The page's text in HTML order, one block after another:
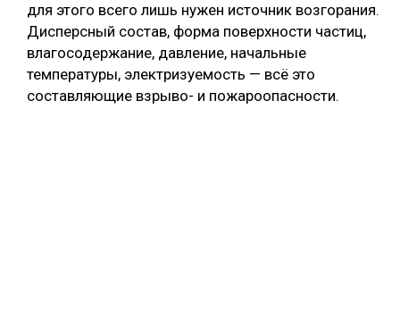
для этого всего лишь нужен источник возгорания.
Дисперсный состав, форма поверхности частиц,
влагосодержание, давление, начальные
температуры, электризуемость — всё это
составляющие взрыво- и пожароопасности.